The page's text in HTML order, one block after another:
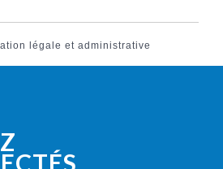
légale et administrative